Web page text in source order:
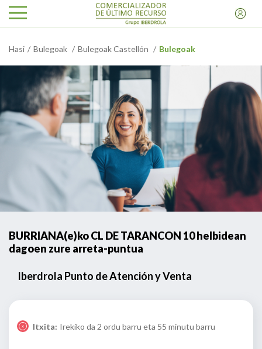
Hasi Bulegoak Bulegoak Castellón Bulegoak
BURRIANA(e)ko CL DE TARANCON 10 helbidean
dagoen zure arreta-puntua
Iberdrola Punto de Atención y Venta
Itxita: Irekiko da 2 ordu barru eta 55 minutu barru